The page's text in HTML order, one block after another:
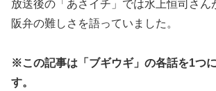
放送後の「あさイチ」では水上恒司さん
阪弁の難しさを語っていました。
※この記事は「ブギウギ」の各話を1つ
す。